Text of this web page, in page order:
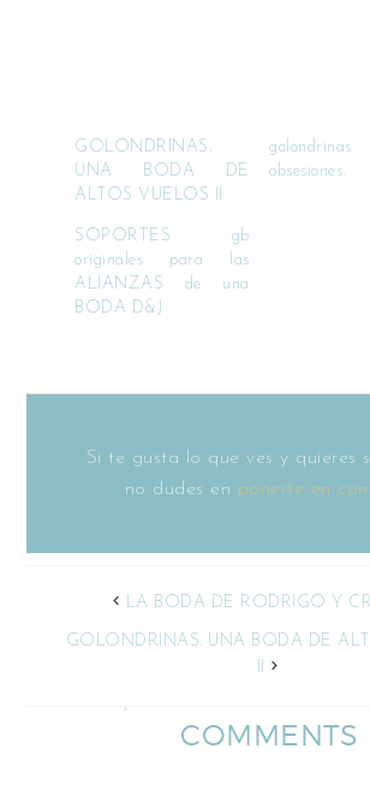
GOLONDRINAS.
UNA BODA DE
ALTOS VUELOS II
obsesiones.
SOPORTES gb
originales para las
ALIANZAS de una
BODA D&J
Si te gusta lo que ves y quieres
no dudes en ponerte en
LA BODA DE RODRIGO Y
GOLONDRINAS. UNA BODA DE
II
COMMENTS